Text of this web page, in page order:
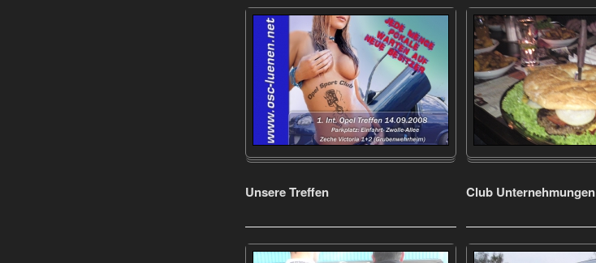
Unsere Treffen Club Unternehmungen